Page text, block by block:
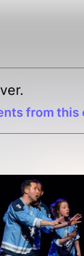
from this